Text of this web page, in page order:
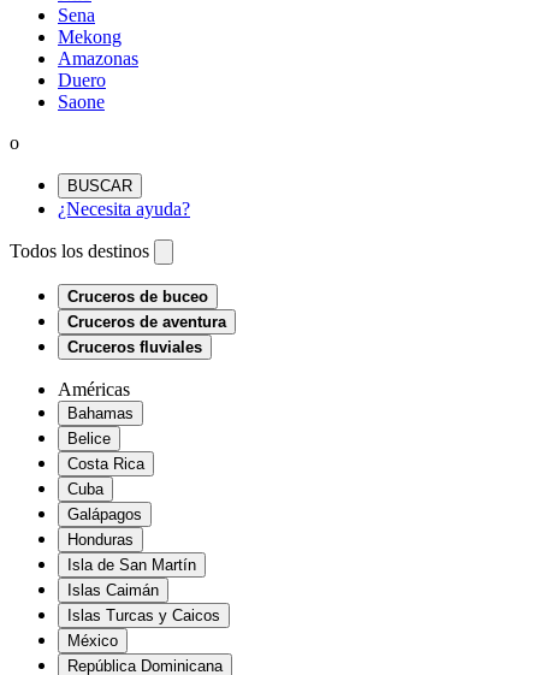
Sena
Mekong
Amazonas
Duero
Saone
o
BUSCAR
¿Necesita ayuda?
Todos los destinos
Cruceros de buceo
Cruceros de aventura
Cruceros fluviales
Américas
Bahamas
Belice
Costa Rica
Cuba
Galápagos
Honduras
Isla de San Martín
Islas Caimán
Islas Turcas y Caicos
México
República Dominicana